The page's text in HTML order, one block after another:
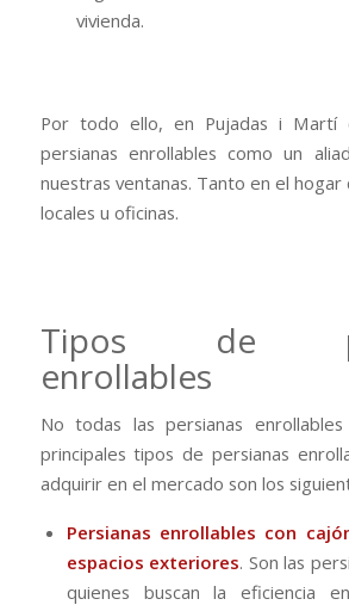
vivienda.
Por todo ello, en Pujadas i Martí
persianas enrollables como un
nuestras ventanas. Tanto en el
locales u oficinas.
Tipos de
enrollables
No todas las persianas
principales tipos de persianas
adquirir en el mercado son los
Persianas enrollables con
espacios exteriores. Son las
quienes buscan la eficiencia